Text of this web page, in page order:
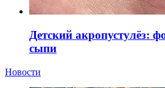
Детский акропустулёз:
сыпи
Новости